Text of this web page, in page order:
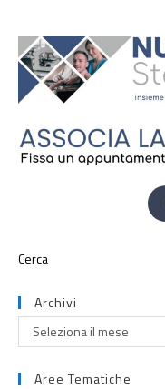
Archivi
Seleziona il mese
Aree Tematiche